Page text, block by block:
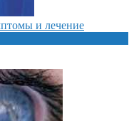
и лечение